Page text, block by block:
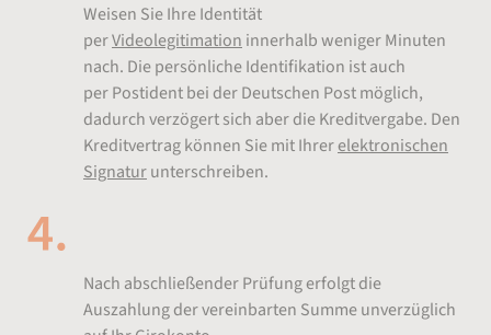
Weisen Sie Ihre Identität
perVideolegitimation innerhalb weniger Minuten
nach. Die persönliche Identifikation ist auch
per Postident bei der Deutschen Post möglich,
dadurch verzögert sich aber die Kreditvergabe. Den
Kreditvertrag können Sie mit Ihrerelektronischen
Signaturunterschreiben.
Nach abschließender Prüfung erfolgt die
Auszahlung der vereinbarten Summe unverzüglich